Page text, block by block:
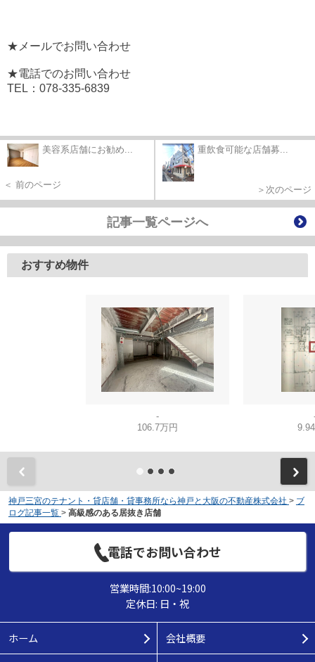
★メールでお問い合わせ
★電話でのお問い合わせ
TEL：078-335-6839
美容系店舗にお勧め...
＜ 前のページ
重飲食可能な店舗募...
＞次のページ
記事一覧ページへ
おすすめ物件
-
106.7万円
神戸三宮のテナント・貸店舗・貸事務所なら神戸と大阪の不動産株式会社 > ブ
ログ記事一覧 > 高級感のある居抜き店舗
電話でお問い合わせ
営業時間:10:00~19:00
定休日: 日・祝
ホーム 会社概要